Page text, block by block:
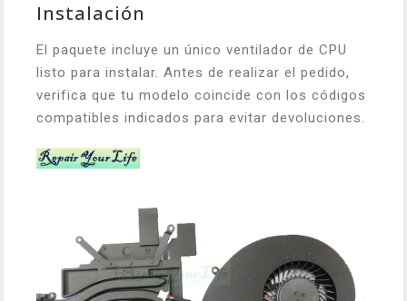
Instalación
El paquete incluye un único ventilador de CPU
listo para instalar. Antes de realizar el pedido,
verifica que tu modelo coincide con los códigos
compatibles indicados para evitar devoluciones.